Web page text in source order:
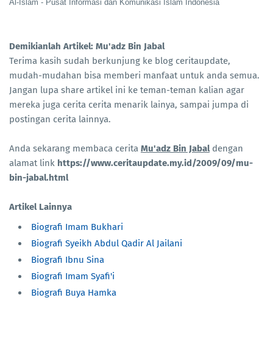
Al-Islam - Pusat Informasi dan Komunikasi Islam Indonesia
Demikianlah Artikel: Mu'adz Bin Jabal
Terima kasih sudah berkunjung ke blog ceritaupdate,
mudah-mudahan bisa memberi manfaat untuk anda semua.
Jangan lupa share artikel ini ke teman-teman kalian agar
mereka juga cerita cerita menarik lainya, sampai jumpa di
postingan cerita lainnya.
Anda sekarang membaca cerita Mu'adz Bin Jabaldengan
alamat link https://www.ceritaupdate.my.id/2009/09/mu-
bin-jabal.html
Artikel Lainnya
Biografi Imam Bukhari
Biografi Syeikh Abdul Qadir Al Jailani
Biografi Ibnu Sina
Biografi Imam Syafi'i
Biografi Buya Hamka